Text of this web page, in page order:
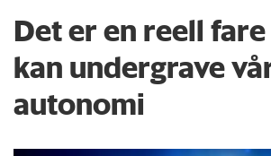
Det er en reell
kan undergrave
autonomi